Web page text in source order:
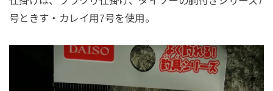
号ときす・カレイ用7号を使用。